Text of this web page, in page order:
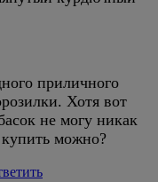
приличного
Хотя вот
не могу никак
можно?